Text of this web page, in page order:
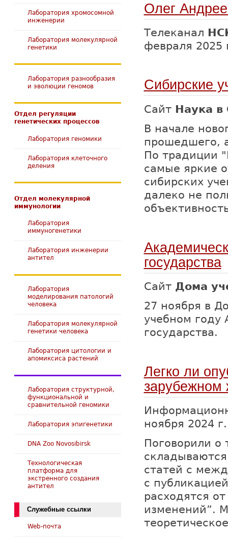
Олег
Телеканал
февраля 2025
Сибирские
Сайт Наука в
В начале
прошедшего,
По традиции
самые яркие
сибирских
далеко не
государства
Сайт Дома
27 ноября в
учебном году
государства.
Легко ли
зарубежном
ноября 2024 г.
Поговорили о
статей с
с
расходятся
изменений”.
Лаборатория хромосомной
инженерии
Лаборатория молекулярной
генетики
Лаборатория разнообразия
и эволюции геномов
Отдел регуляции
генетических процессов
Лаборатория геномики
Лаборатория клеточного
деления
Отдел молекулярной
иммунологии
Лаборатория
иммуногенетики
Лаборатория инженерии
антител
Лаборатория
моделирования патологий
человека
Лаборатория молекулярной
генетики человека
Лаборатория цитологии и
апомиксиса растений
Лаборатория структурной,
функциональной и
сравнительной геномики
Лаборатория эпигенетики
DNA Zoo Novosibirsk
Технологическая
платформа для
экстренного создания
антител
Служебные ссылки
Web-почта